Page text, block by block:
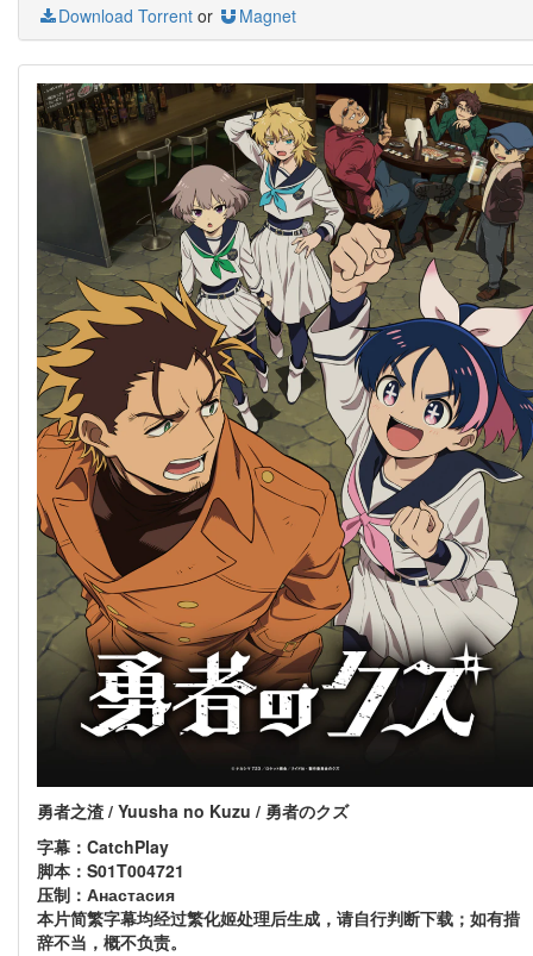
Download Torrent or Magnet
勇者之渣 / Yuusha no Kuzu / 勇者のクズ
字幕：CatchPlay
脚本：S01T004721
压制：Анастасия
本片简繁字幕均经过繁化姬处理后生成，请自行判断下载；如有措
辞不当，概不负责。